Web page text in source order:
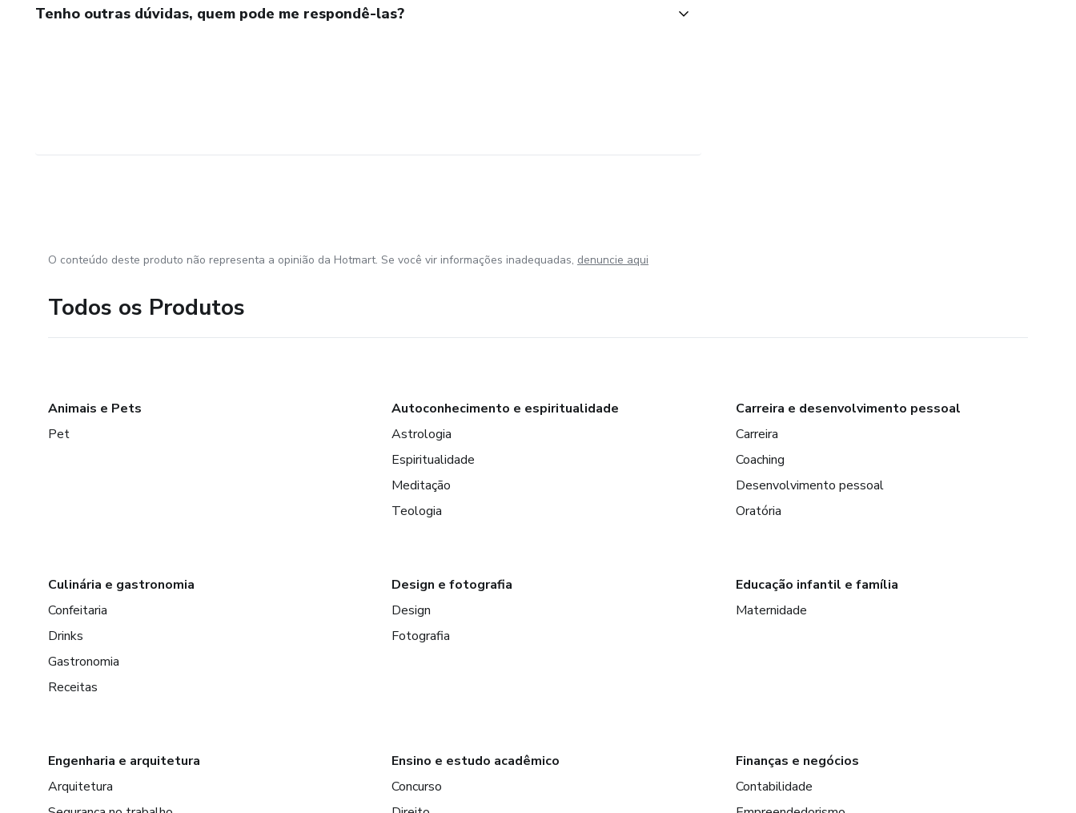
Tenho outras dúvidas, quem pode me respondê-las?
O conteúdo deste produto não representa a opinião da Hotmart. Se você vir informações inadequadas, denuncie aqui
Todos os Produtos
Animais e Pets
Pet
Autoconhecimento e espiritualidade
Astrologia
Espiritualidade
Meditação
Teologia
Carreira e desenvolvimento pessoal
Carreira
Coaching
Desenvolvimento pessoal
Oratória
Culinária e gastronomia
Confeitaria
Drinks
Gastronomia
Receitas
Design e fotografia
Design
Fotografia
Educação infantil e família
Maternidade
Engenharia e arquitetura
Arquitetura
Ensino e estudo acadêmico
Concurso
Finanças e negócios
Contabilidade